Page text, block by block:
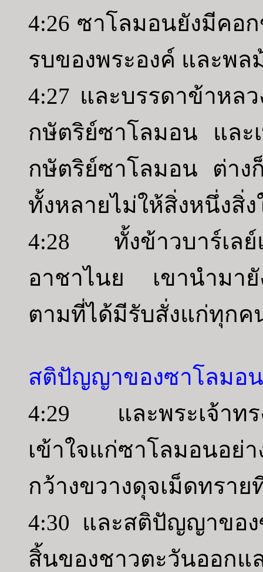
4:26 ซาโลมอนยังมีคอ
รบของพระองค์ และพ
4:27 และบรรดาข้าหล
กษัตริย์ซาโลมอน และ
กษัตริย์ซาโลมอน ต่าง
ทั้งหลายไม่ให้สิ่งหนึ่งสิ่ง
4:28 ทั้งข้าวบาร์เลย์
อาชาไนย เขานำมายั
ตามที่ได้มีรับสั่งแก่ทุกค
สติปัญญาของซาโลมอน
4:29 และพระเจ้าทร
เข้าใจแก่ซาโลมอนอย่
กว้างขวางดุจเม็ดทราย
4:30 และสติปัญญาขอ
สิ้นของชาวตะวันออก